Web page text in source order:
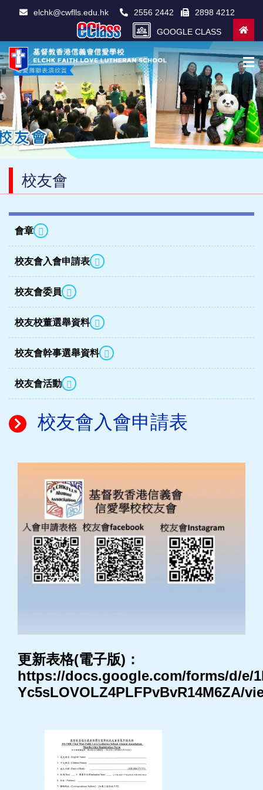
elchk@cwflls.edu.hk 2556 2442 2898 4212
GOOGLE CLASS
校友會
會章
校友會入會申請表
校友會委員
校友校董選舉資料
校友會幹事選舉資料
校友會活動
校友會入會申請表
更新表格(電子版)：
https://docs.google.com/forms/d/e/
Yc5sLOVOLZ4PLFPvBvR14M6ZA/